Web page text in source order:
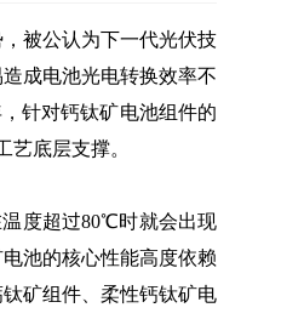
被公认为下一代光伏技
成电池光电转换效率不
针对钙钛矿电池组件的
底层支撑。
度超过80℃时就会出现
池的核心性能高度依赖
矿组件、柔性钙钛矿电